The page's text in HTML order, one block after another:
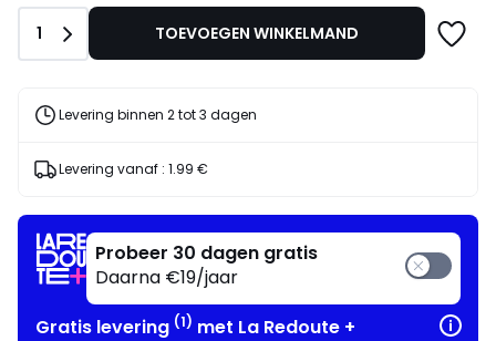
artikelen
Geniet
Aantal
1 TOEVOEGEN WINKELMAND
Levering binnen 2 tot 3 dagen
Levering vanaf : 1.99 €
Probeer 30 dagen gratis
Daarna €19/jaar
Gratis levering (1) met La Redoute +